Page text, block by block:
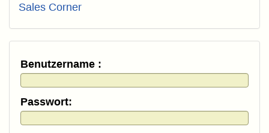
Sales Corner
Benutzername :
Passwort: